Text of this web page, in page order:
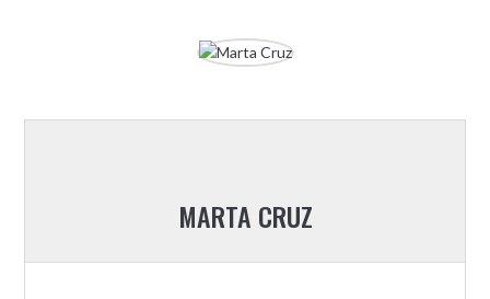
MARTA CRUZ